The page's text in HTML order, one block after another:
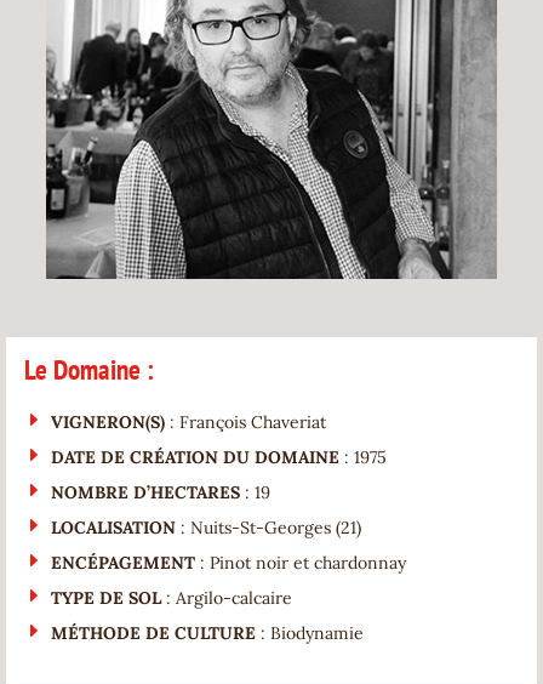
Le Domaine :
VIGNERON(S) : François Chaveriat
DATE DE CRÉATION DU DOMAINE : 1975
NOMBRE D’HECTARES : 19
LOCALISATION : Nuits-St-Georges (21)
ENCÉPAGEMENT : Pinot noir et chardonnay
TYPE DE SOL: Argilo-calcaire
MÉTHODE DE CULTURE : Biodynamie